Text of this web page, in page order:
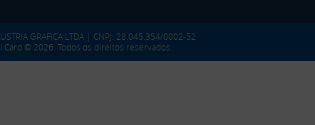
GRAFICA LTDA | CNPJ: 28.045.354/0002-52
Card © 2026. Todos os direitos reservados.